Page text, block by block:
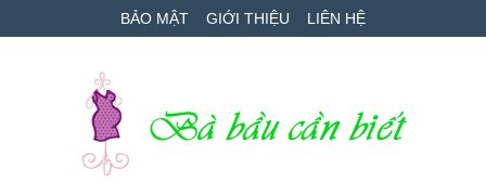
to
to
qua
BẢO MẬT GIỚI THIỆU LIÊN HỆ